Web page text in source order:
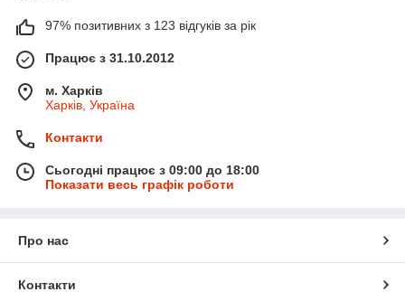
97% позитивних з 123 відгуків за рік
Працює з 31.10.2012
м. Харків
Харків, Україна
Контакти
Сьогодні працює з 09:00 до 18:00
Показати весь графік роботи
Про нас
Контакти